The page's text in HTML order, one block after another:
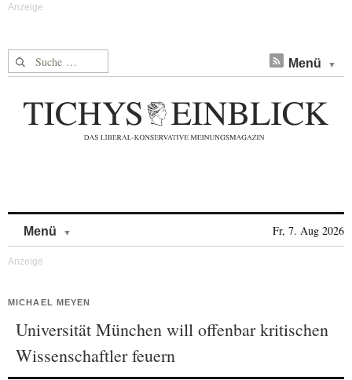
Suche nach: Menü
Menü Fr, 7. Aug 2026
MICHAEL MEYEN
Universität München will offenbar kritischen
Wissenschaftler feuern